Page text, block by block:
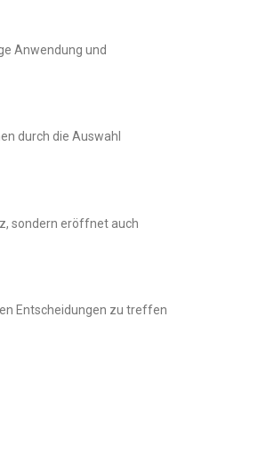
Anwendung und
durch die Auswahl
sondern eröffnet auch
Entscheidungen zu treffen